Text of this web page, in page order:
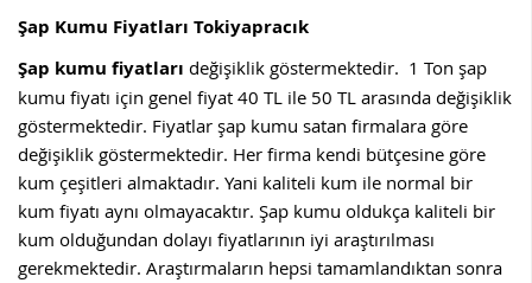
Şap Kumu Fiyatları Tokiyapracık
Şap kumu fiyatları değişiklik göstermektedir. 1 Ton şap
kumu fiyatı için genel fiyat 40 TL ile 50 TL arasında değişiklik
göstermektedir. Fiyatlar şap kumu satan firmalara göre
değişiklik göstermektedir. Her firma kendi bütçesine göre
kum çeşitleri almaktadır. Yani kaliteli kum ile normal bir
kum fiyatı aynı olmayacaktır. Şap kumu oldukça kaliteli bir
kum olduğundan dolayı fiyatlarının iyi araştırılması
gerekmektedir. Araştırmaların hepsi tamamlandıktan sonra